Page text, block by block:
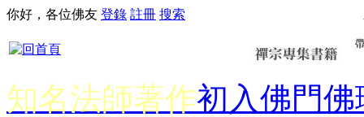
你好，各位佛友 登錄 註冊 搜索
知名法師著作初入佛門佛